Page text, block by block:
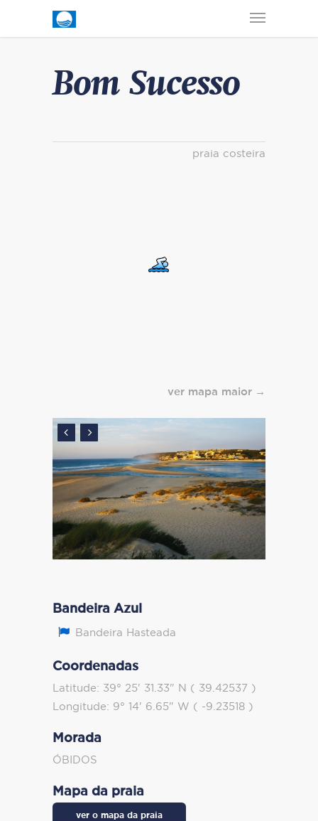
Bom Sucesso
praia costeira
ver mapa maior
Bandeira Azul
Bandeira Hasteada
Coordenadas
Latitude: 39° 25' 31.33" N ( 39.42537 )
Longitude: 9° 14' 6.65" W ( -9.23518 )
Morada
ÓBIDOS
Mapa da praia
ver o mapa da praia